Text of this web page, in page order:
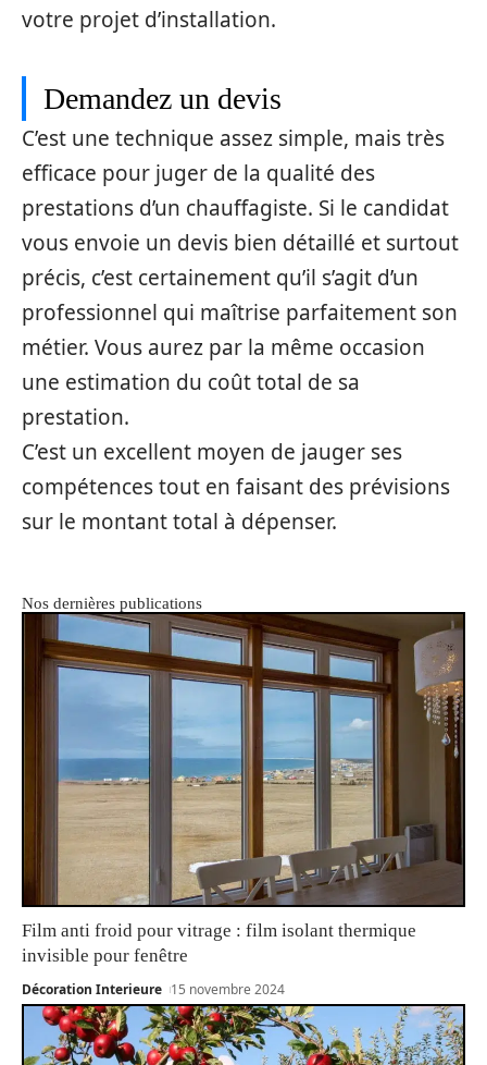
votre projet d’installation.
Demandez un devis
C’est une technique assez simple, mais très
efficace pour juger de la qualité des
prestations d’un chauffagiste. Si le candidat
vous envoie un devis bien détaillé et surtout
précis, c’est certainement qu’il s’agit d’un
professionnel qui maîtrise parfaitement son
métier. Vous aurez par la même occasion
une estimation du coût total de sa
prestation.
C’est un excellent moyen de jauger ses
compétences tout en faisant des prévisions
sur le montant total à dépenser.
Nos dernières publications
Film anti froid pour vitrage : film isolant thermique
invisible pour fenêtre
Décoration Interieure 15 novembre 2024